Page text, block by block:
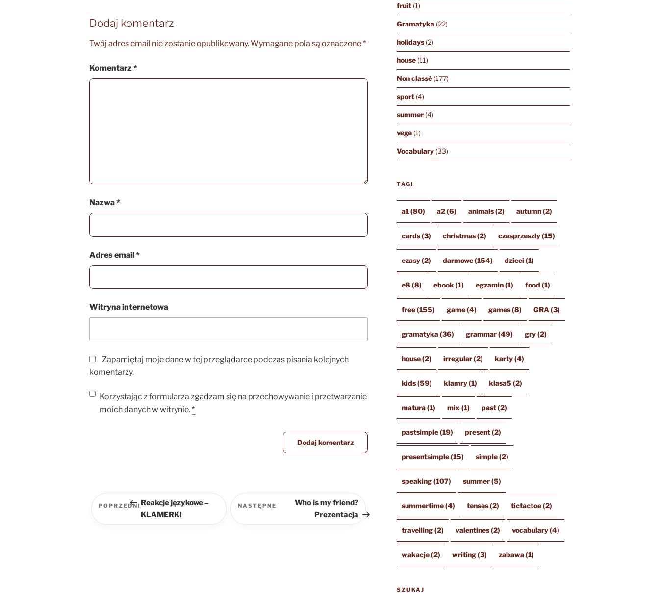
Dodaj komentarz
Twój adres email nie zostanie opublikowany.Wymagane pola są oznaczone*
Komentarz*
Nazwa*
Adres email*
Witryna internetowa
Zapamiętaj moje dane w tej przeglądarce podczas pisania kolejnych
komentarzy.
Korzystając z formularza zgadzam się na przechowywanie i przetwarzanie
moich danych w witrynie.*
Nawigacja
wpisu
Poprzedni
wpis
POPRZEDNI Reakcje językowe –
KLAMERKI
Następny
wpis
NASTĘPNE
Who is my friend?
Prezentacja
fruit (1)
Gramatyka (22)
holidays(2)
house (11)
Non classé (177)
sport (4)
summer (4)
vege (1)
Vocabulary (33)
TAGI
a1(80) a2(6) animals(2) autumn(2)
cards(3) christmas(2) czasprzeszly(15)
czasy(2) darmowe(154) dzieci(1)
e8(8) ebook (1) egzamin(1) food (1)
free(155) game(4) games(8) GRA(3)
gramatyka(36) grammar(49) gry(2)
house(2) irregular(2) karty(4)
kids(59) klamry(1) klasa5 (2)
matura(1) mix (1) past(2)
pastsimple(19) present(2)
presentsimple(15) simple(2)
speaking(107) summer(5)
summertime(4) tenses(2) tictactoe(2)
travelling(2) valentines(2) vocabulary(4)
wakacje(2) writing(3) zabawa(1)
SZUKAJ